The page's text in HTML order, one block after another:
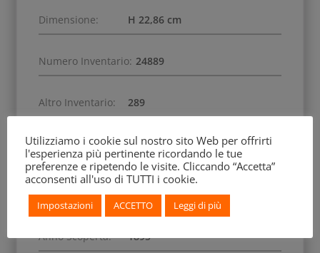
Dimensione: H 22,86 cm
Numero Inventario: 24889
Altro Inventario: 289
Data di Acquisizione: 1895
Precedenti Collezioni: CL Hutchinson, AL
Frothingham
Anno Scoperta: 1895
Utilizziamo i cookie sul nostro sito Web per offrirti
l'esperienza più pertinente ricordando le tue
preferenze e ripetendo le visite. Cliccando “Accetta”
acconsenti all'uso di TUTTI i cookie.
Impostazioni ACCETTO Leggi di più